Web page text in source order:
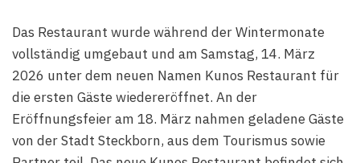
Das Restaurant wurde während der Wintermonate
vollständig umgebaut und am Samstag, 14. März
2026 unter dem neuen Namen Kunos Restaurant für
die ersten Gäste wiedereröffnet. An der
Eröffnungsfeier am 18. März nahmen geladene Gäste
von der Stadt Steckborn, aus dem Tourismus sowie